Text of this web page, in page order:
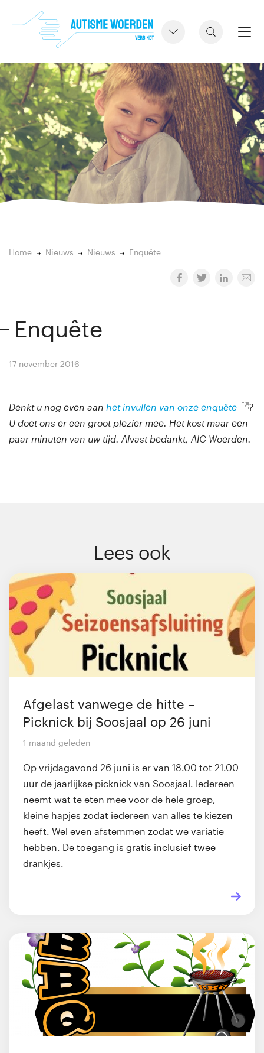
Home Nieuws Nieuws Enquête
Enquête
17 november 2016
Denkt u nog even aan het invullen van onze enquête
?
U doet ons er een groot plezier mee. Het kost maar een
paar minuten van uw tijd. Alvast bedankt, AIC Woerden.
Lees ook
Afgelast vanwege de hitte –
Picknick bij Soosjaal op 26 juni
1 maand geleden
Op vrijdagavond 26 juni is er van 18.00 tot 21.00
uur de jaarlijkse picknick van Soosjaal. Iedereen
neemt wat te eten mee voor de hele groep,
kleine hapjes zodat iedereen van alles te kiezen
heeft. Wel even afstemmen zodat we variatie
hebben. De toegang is gratis inclusief twee
drankjes.